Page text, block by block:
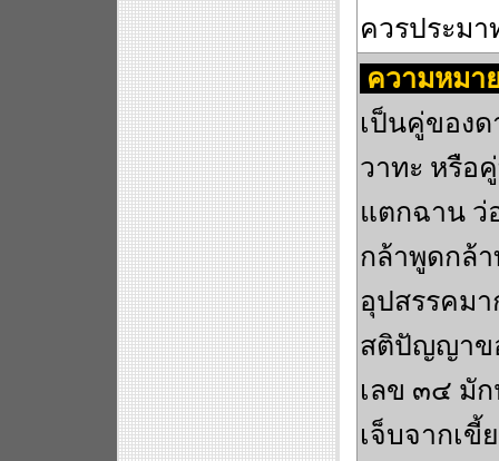
ควรประมา
ความหมา
เป็นคู่ของ
วาทะ หรื
แตกฉาน ว่
กล้าพูดกล้
อุปสรรคม
สติปัญญาข
เลข ๓๔ มั
เจ็บจากเขี้